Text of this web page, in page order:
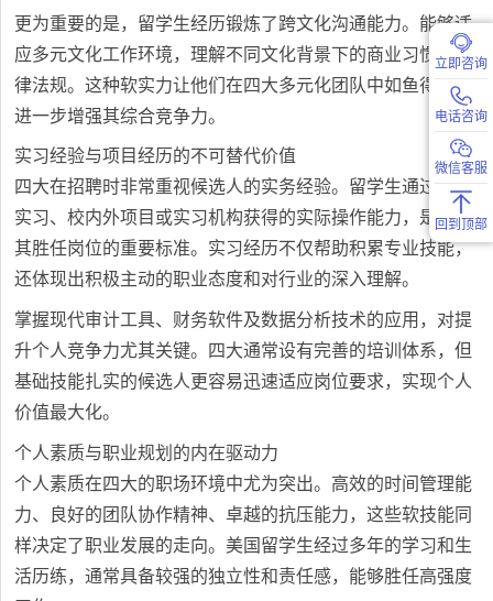
更为重要的是，留学生经历锻炼了跨文化沟通能力。能够适
应多元文化工作环境，理解不同文化背景下的商业习惯和法
律法规。这种软实力让他们在四大多元化团队中如鱼得水，
进一步增强其综合竞争力。
实习经验与项目经历的不可替代价值
四大在招聘时非常重视候选人的实务经验。留学生通过暑期
实习、校内外项目或实习机构获得的实际操作能力，是评判
其胜任岗位的重要标准。实习经历不仅帮助积累专业技能，
还体现出积极主动的职业态度和对行业的深入理解。
掌握现代审计工具、财务软件及数据分析技术的应用，对提
升个人竞争力尤其关键。四大通常设有完善的培训体系，但
基础技能扎实的候选人更容易迅速适应岗位要求，实现个人
价值最大化。
个人素质与职业规划的内在驱动力
个人素质在四大的职场环境中尤为突出。高效的时间管理能
力、良好的团队协作精神、卓越的抗压能力，这些软技能同
样决定了职业发展的走向。美国留学生经过多年的学习和生
活历练，通常具备较强的独立性和责任感，能够胜任高强度
立即咨询
电话咨询
微信客服
回到顶部